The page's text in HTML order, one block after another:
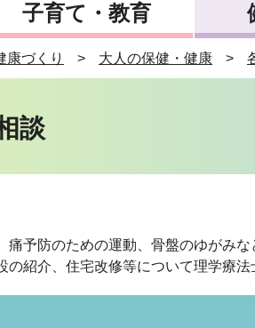
子育て・教育
康づくり 大人の保健・健康
談
痛予防のための運動、骨盤のゆがみ
紹介、住宅改修等について理学療法